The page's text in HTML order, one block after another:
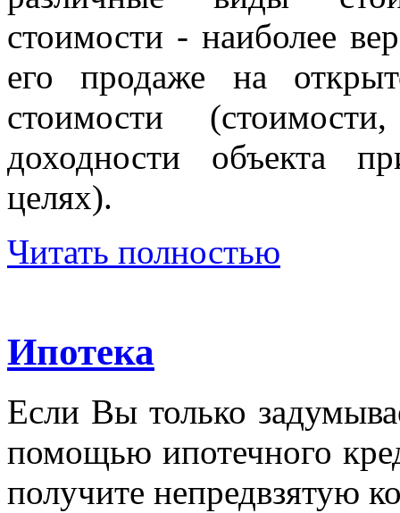
стоимости - наиболее
его продаже на
стоимости
доходности объекта
целях).
Читать полностью
Ипотека
Если Вы только
помощью ипотечного
получите непредвзятую